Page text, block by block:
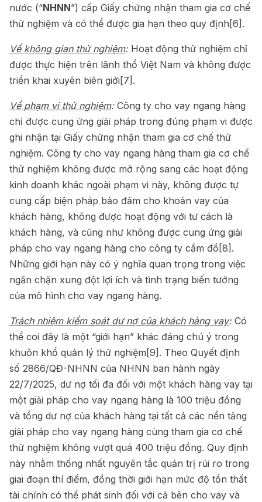
nước (“NHNN”) cấp Giấy chứng nhận tham gia cơ chế
thử nghiệm và có thể được gia hạn theo quy định [6] .
Về không gian thử nghiệm:Hoạt động thử nghiệm chỉ
được thực hiện trên lãnh thổ Việt Nam và không được
triển khai xuyên biên giới [7] .
Về phạm vi thử nghiệm:Công ty cho vay ngang hàng
chỉ được cung ứng giải pháp trong đúng phạm vi được
ghi nhận tại Giấy chứng nhận tham gia cơ chế thử
nghiệm. Công ty cho vay ngang hàng tham gia cơ chế
thử nghiệm không được mở rộng sang các hoạt động
kinh doanh khác ngoài phạm vi này, không được tự
cung cấp biện pháp bảo đảm cho khoản vay của
khách hàng, không được hoạt động với tư cách là
khách hàng, và cũng như không được cung ứng giải
pháp cho vay ngang hàng cho công ty cầm đồ [8] .
Những giới hạn này có ý nghĩa quan trọng trong việc
ngăn chặn xung đột lợi ích và tình trạng biến tướng
của mô hình cho vay ngang hàng.
Trách nhiệm kiểm soát dư nợ của khách hàng vay:Có
thể coi đây là một “giới hạn” khác đáng chú ý trong
khuôn khổ quản lý thử nghiệm [9] . Theo Quyết định
số 2866/QĐ-NHNN của NHNN ban hành ngày
22/7/2025, dư nợ tối đa đối với một khách hàng vay tại
một giải pháp cho vay ngang hàng là 100 triệu đồng
và tổng dư nợ của khách hàng tại tất cả các nền tảng
giải pháp cho vay ngang hàng cùng tham gia cơ chế
thử nghiệm không vượt quá 400 triệu đồng. Quy định
này nhằm thống nhất nguyên tắc quản trị rủi ro trong
giai đoạn thí điểm, đồng thời giới hạn mức độ tổn thất
tài chính có thể phát sinh đối với cả bên cho vay và